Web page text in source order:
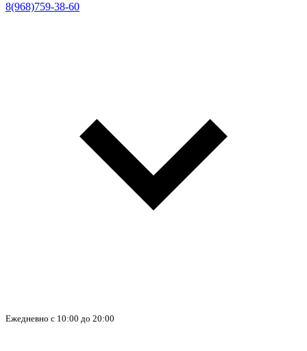
8(968)759-38-60
Ежедневно с 10:00 до 20:00